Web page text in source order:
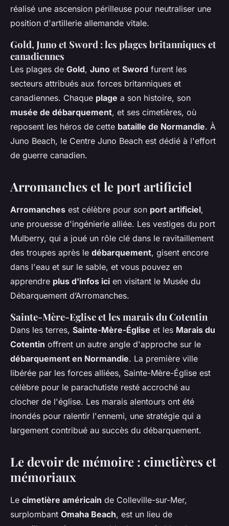
réalisé une ascension périlleuse pour neutraliser une
position d'artillerie allemande vitale.
Gold, Juno et Sword : les plages britanniques et
canadiennes
Les plages de Gold, Juno et Sword furent les
secteurs attribués aux forces britanniques et
canadiennes. Chaque plage a son histoire, son
musée de débarquement, et ses cimetières, où
reposent les héros de cette bataille de Normandie. À
Juno Beach, le Centre Juno Beach est dédié à l'effort
de guerre canadien.
Arromanches et le port artificiel
Arromanches est célèbre pour son port artificiel,
une prouesse d'ingénierie alliée. Les vestiges du port
Mulberry, qui a joué un rôle clé dans le ravitaillement
des troupes après le débarquement, gisent encore
dans l'eau et sur le sable, et vous pouvez en
apprendre plus d'infos ici en visitant le Musée du
Débarquement d’Arromanches.
Sainte-Mère-Eglise et les marais du Cotentin
Dans les terres, Sainte-Mère-Église et les Marais du
Cotentin offrent un autre angle d'approche sur le
débarquement en Normandie. La première ville
libérée par les forces alliées, Sainte-Mère-Église est
célèbre pour le parachutiste resté accroché au
clocher de l'église. Les marais alentours ont été
inondés pour ralentir l'ennemi, une stratégie qui a
largement contribué au succès du débarquement.
Le devoir de mémoire : cimetières et
mémoriaux
Le cimetière américain de Colleville-sur-Mer,
surplombant Omaha Beach, est un lieu de